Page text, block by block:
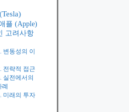
플 (Apple)
고려사항
변동성의 이
전략적 접근
실전에서의
례
미래의 투자